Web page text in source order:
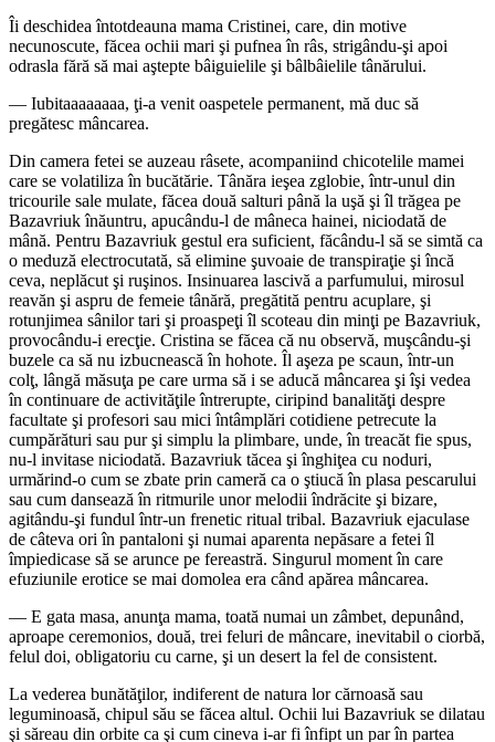
Îi deschidea întotdeauna mama Cristinei, care, din motive
necunoscute, făcea ochii mari şi pufnea în râs, strigându-şi apoi
odrasla fără să mai aştepte bâiguielile şi bâlbâielile tânărului.
― Iubitaaaaaaaa, ţi-a venit oaspetele permanent, mă duc să
pregătesc mâncarea.
Din camera fetei se auzeau râsete, acompaniind chicotelile mamei
care se volatiliza în bucătărie. Tânăra ieşea zglobie, într-unul din
tricourile sale mulate, făcea două salturi până la uşă şi îl trăgea pe
Bazavriuk înăuntru, apucându-l de mâneca hainei, niciodată de
mână. Pentru Bazavriuk gestul era suficient, făcându-l să se simtă ca
o meduză electrocutată, să elimine şuvoaie de transpiraţie şi încă
ceva, neplăcut şi ruşinos. Insinuarea lascivă a parfumului, mirosul
reavăn şi aspru de femeie tânără, pregătită pentru acuplare, şi
rotunjimea sânilor tari şi proaspeţi îl scoteau din minţi pe Bazavriuk,
provocându-i erecţie. Cristina se făcea că nu observă, muşcându-şi
buzele ca să nu izbucnească în hohote. Îl aşeza pe scaun, într-un
colţ, lângă măsuţa pe care urma să i se aducă mâncarea şi îşi vedea
în continuare de activităţile întrerupte, ciripind banalităţi despre
facultate şi profesori sau mici întâmplări cotidiene petrecute la
cumpărături sau pur şi simplu la plimbare, unde, în treacăt fie spus,
nu-l invitase niciodată. Bazavriuk tăcea şi înghiţea cu noduri,
urmărind-o cum se zbate prin cameră ca o ştiucă în plasa pescarului
sau cum dansează în ritmurile unor melodii îndrăcite şi bizare,
agitându-şi fundul într-un frenetic ritual tribal. Bazavriuk ejaculase
de câteva ori în pantaloni şi numai aparenta nepăsare a fetei îl
împiedicase să se arunce pe fereastră. Singurul moment în care
efuziunile erotice se mai domolea era când apărea mâncarea.
― E gata masa, anunţa mama, toată numai un zâmbet, depunând,
aproape ceremonios, două, trei feluri de mâncare, inevitabil o ciorbă,
felul doi, obligatoriu cu carne, şi un desert la fel de consistent.
La vederea bunătăţilor, indiferent de natura lor cărnoasă sau
leguminoasă, chipul său se făcea altul. Ochii lui Bazavriuk se dilatau
şi săreau din orbite ca şi cum cineva i-ar fi înfipt un par în partea